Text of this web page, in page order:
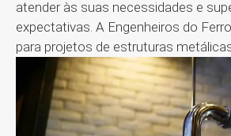
atender às suas necessidades e
expectativas. A Engenheiros do
para projetos de estruturas